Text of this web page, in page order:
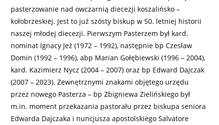
pasterzowanie nad owczarnią diecezji koszalińsko –
kołobrzeskiej. Jest to już szósty biskup w 50. letniej historii
naszej młodej diecezji. Pierwszym Pasterzem był kard.
nominat Ignacy Jeż (1972 – 1992), następnie bp Czesław
Domin (1992 – 1996), abp Marian Gołębiewski (1996 – 2004),
kard. Kazimierz Nycz (2004 – 2007) oraz bp Edward Dajczak
(2007 – 2023). Zewnętrznymi znakami objętego urzędu
przez nowego Pasterza – bp Zbigniewa Zielińskiego był
m.in. moment przekazania pastorału przez biskupa seniora
Edwarda Dajczaka i nuncjusza apostolskiego Salvatore